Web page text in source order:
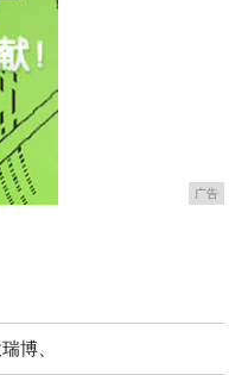
广告
博、